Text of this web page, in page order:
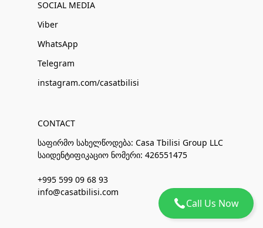
Call Us Now
SOCIAL MEDIA
Viber
WhatsApp
Telegram
instagram.com/casatbilisi
CONTACT
საფირმო სახელწოდება: Casa Tbilisi Group LLC
საიდენტიფიკაციო ნომერი: 426551475
+995 599 09 68 93
info@casatbilisi.com